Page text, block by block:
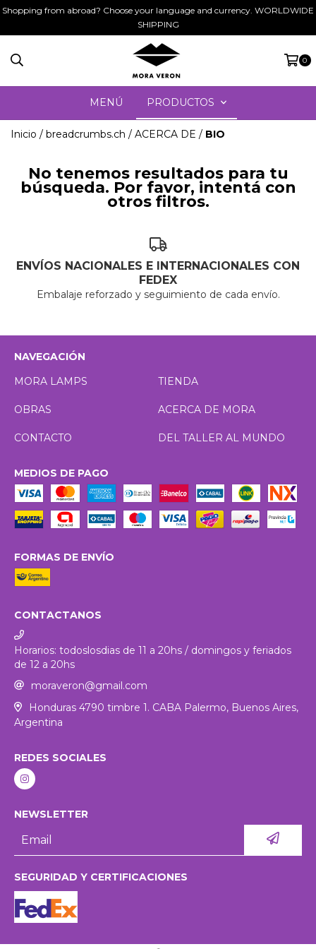
Shopping from abroad? Choose your language and currency. WORLDWIDE
SHIPPING
0
MENÚ PRODUCTOS
Inicio / breadcrumbs.ch / ACERCA DE / BIO
No tenemos resultados para tu
búsqueda. Por favor, intentá con
otros filtros.
ENVÍOS NACIONALES E INTERNACIONALES CON
FEDEX
Embalaje reforzado y seguimiento de cada envío.
NAVEGACIÓN
MORA LAMPS
TIENDA
OBRAS ACERCA DE MORA
CONTACTO DEL TALLER AL MUNDO
MEDIOS DE PAGO
FORMAS DE ENVÍO
CONTACTANOS
Horarios: todoslosdias de 11 a 20hs / domingos y feriados
de 12 a 20hs
moraveron@gmail.com
Honduras 4790 timbre 1. CABA Palermo, Buenos Aires,
Argentina
REDES SOCIALES
NEWSLETTER
SEGURIDAD Y CERTIFICACIONES